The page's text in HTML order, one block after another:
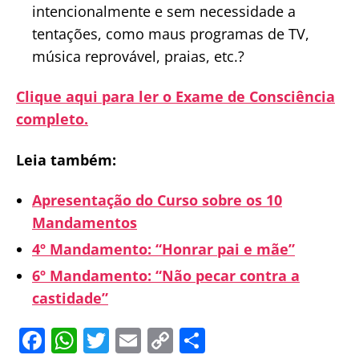
intencionalmente e sem necessidade a
tentações, como maus programas de TV,
música reprovável, praias, etc.?
Clique aqui para ler o Exame de Consciência
completo.
Leia também:
Apresentação do Curso sobre os 10
Mandamentos
4º Mandamento: “Honrar pai e mãe”
6º Mandamento: “Não pecar contra a
castidade”
F W T E C